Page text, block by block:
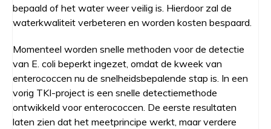
bepaald of het water weer veilig is. Hierdoor zal de
waterkwaliteit verbeteren en worden kosten bespaard.
Momenteel worden snelle methoden voor de detectie
van E. coli beperkt ingezet, omdat de kweek van
enterococcen nu de snelheidsbepalende stap is. In een
vorig TKI-project is een snelle detectiemethode
ontwikkeld voor enterococcen. De eerste resultaten
laten zien dat het meetprincipe werkt, maar verdere